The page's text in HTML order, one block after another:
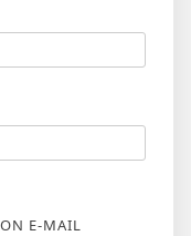
E-MAIL